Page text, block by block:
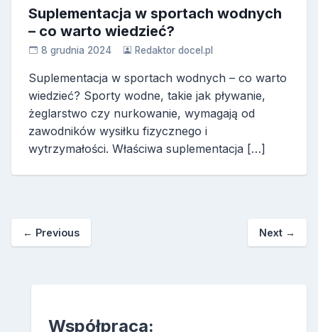
Suplementacja w sportach wodnych
– co warto wiedzieć?
8 grudnia 2024 Redaktor docel.pl
Suplementacja w sportach wodnych – co warto
wiedzieć? Sporty wodne, takie jak pływanie,
żeglarstwo czy nurkowanie, wymagają od
zawodników wysiłku fizycznego i
wytrzymałości. Właściwa suplementacja […]
← Previous Next →
Współpraca: